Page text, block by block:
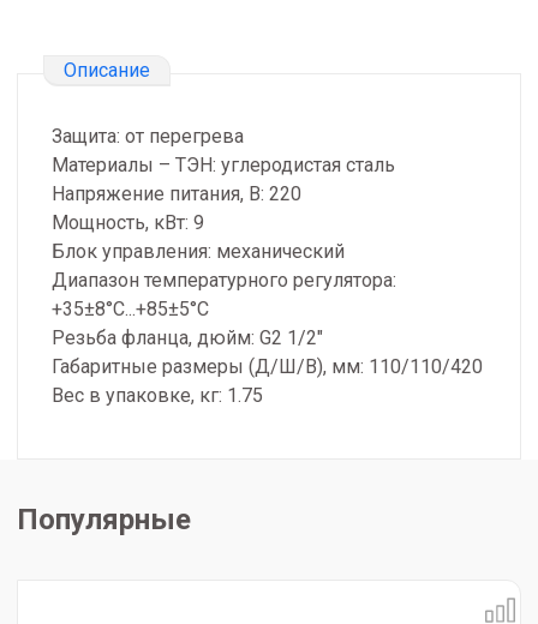
Описание
Защита: от перегрева
Материалы – ТЭН: углеродистая сталь
Напряжение питания, В: 220
Мощность, кВт: 9
Блок управления: механический
Диапазон температурного регулятора:
+35±8°С...+85±5°С
Резьба фланца, дюйм: G2 1/2"
Габаритные размеры (Д/Ш/В), мм: 110/110/420
Вес в упаковке, кг: 1.75
Популярные